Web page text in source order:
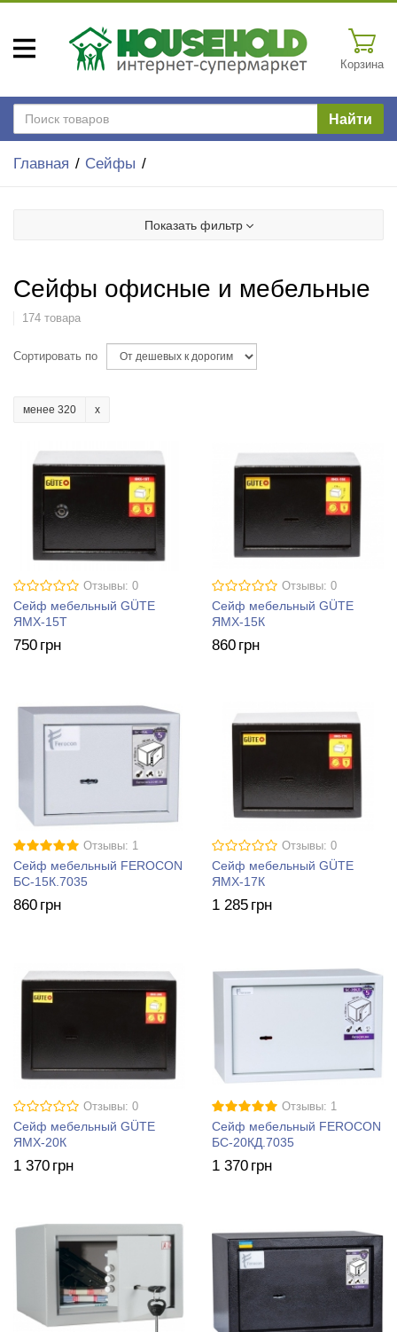
Корзина
Найти
Главная Сейфы
Показать фильтр
Сейфы офисные и мебельные
174 товара
Сортировать по
менее 320
Отзывы: 0
Сейф мебельный GÜTE
ЯМХ-15Т
750 грн
Отзывы: 0
Сейф мебельный GÜTE
ЯМХ-15К
860 грн
Отзывы: 1
Сейф мебельный FEROCON
БС-15К.7035
860 грн
Отзывы: 0
Сейф мебельный GÜTE
ЯМХ-17К
1 285 грн
Отзывы: 0
Сейф мебельный GÜTE
ЯМХ-20К
1 370 грн
Отзывы: 1
Сейф мебельный FEROCON
БС-20КД.7035
1 370 грн